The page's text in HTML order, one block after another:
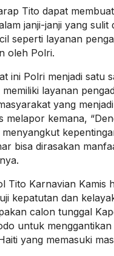
Tito dapat
janji-janji yang
seperti layanan
oleh Polri.
ini Polri menjadi satu
memiliki layanan
yang
melapor kemana,
menyangkut
bisa dirasakan
Tito Karnavian Kamis
kepatutan dan
calon tunggal
untuk
yang memasuki